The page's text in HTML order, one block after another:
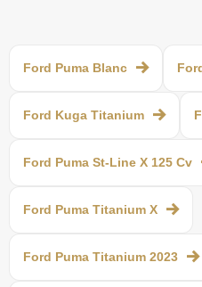
Ford Puma Blanc
Ford Kuga Titanium
Ford Puma St-Line X 125 Cv
Ford Puma Titanium X
Ford Puma Titanium 2023